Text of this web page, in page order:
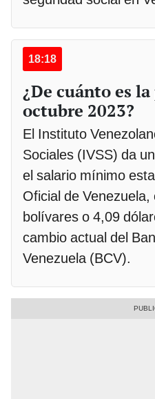
18:18
¿De cuánto es
octubre 2023?
El Instituto
Sociales (IVSS) da
el salario mínimo
Oficial de Venezuela,
bolívares o 4,09
cambio actual del
Venezuela (BCV).